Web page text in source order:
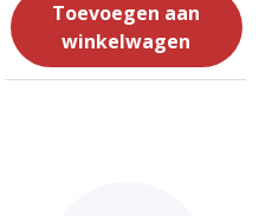
Toevoegen aan
winkelwagen